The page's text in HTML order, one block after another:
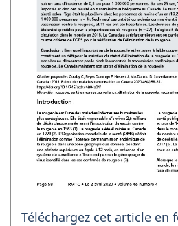
Téléchargez cet article en